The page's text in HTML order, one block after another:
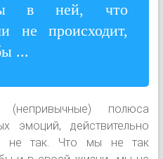
в ней, что
не происходит,
...
полюса
эмоций, действительно
не так. Что мы не так